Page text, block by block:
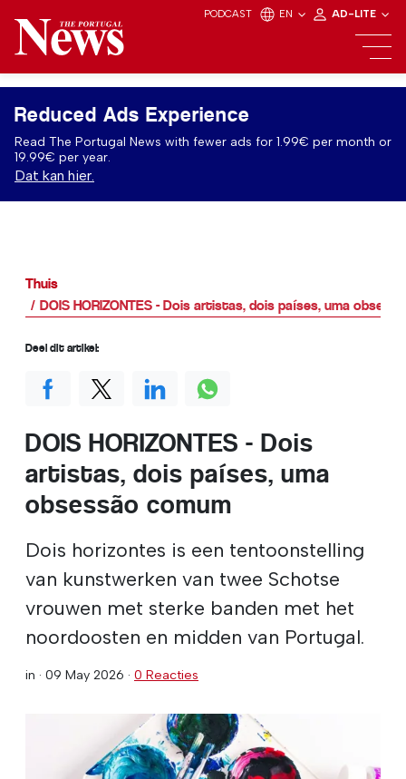
PODCAST EN AD-LITE
Reduced Ads Experience
Read The Portugal News with fewer ads for 1.99€ per month or
19.99€ per year.
Dat kan hier.
Thuis
DOIS HORIZONTES - Dois artistas, dois países, uma
DOIS HORIZONTES - Dois
artistas, dois países, uma
obsessão comum
Dois horizontes is een tentoonstelling
van kunstwerken van twee Schotse
vrouwen met sterke banden met het
noordoosten en midden van Portugal.
in · 09 May 2026 · 0 Reacties
Deel dit artikel: